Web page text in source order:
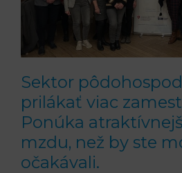
Sektor
prilákať viac
Ponúka
mzdu, než by ste
očakávali.
zamestnancov.
atraktívnejšiu
priemernú
mzdu,
než
by
ste
očakávali.